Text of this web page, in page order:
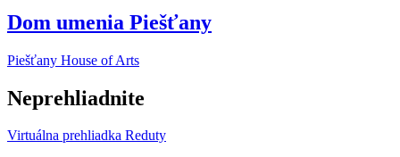
Dom umenia Piešťany
Piešťany House of Arts
Neprehliadnite
Virtuálna prehliadka Reduty